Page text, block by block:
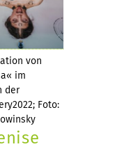
von
im
der
Foto: